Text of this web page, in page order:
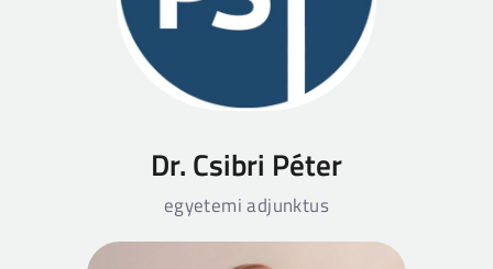
Dr. Csibri Péter
egyetemi adjunktus